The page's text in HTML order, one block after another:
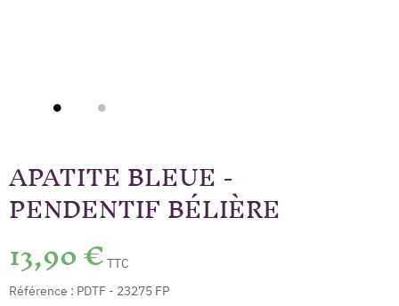
APATITE BLEUE -
PENDENTIF BÉLIÈRE
13,90 € TTC
Référence : PDTF - 23275 FP